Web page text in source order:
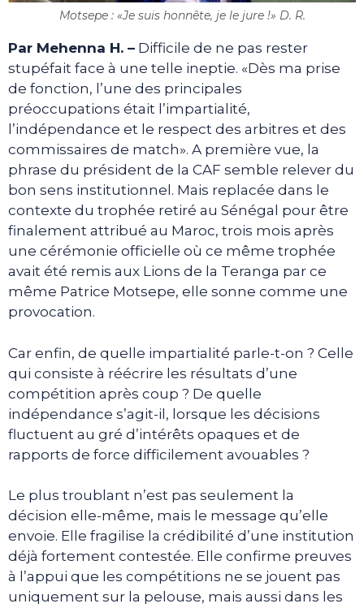
Motsepe : «Je suis honnête, je le jure !» D. R.
Par Mehenna H. – Difficile de ne pas rester
stupéfait face à une telle ineptie. «Dès ma prise
de fonction, l’une des principales
préoccupations était l’impartialité,
l’indépendance et le respect des arbitres et des
commissaires de match». A première vue, la
phrase du président de la CAF semble relever du
bon sens institutionnel. Mais replacée dans le
contexte du trophée retiré au Sénégal pour être
finalement attribué au Maroc, trois mois après
une cérémonie officielle où ce même trophée
avait été remis aux Lions de la Teranga par ce
même Patrice Motsepe, elle sonne comme une
provocation.
Car enfin, de quelle impartialité parle-t-on ? Celle
qui consiste à réécrire les résultats d’une
compétition après coup ? De quelle
indépendance s’agit-il, lorsque les décisions
fluctuent au gré d’intérêts opaques et de
rapports de force difficilement avouables ?
Le plus troublant n’est pas seulement la
décision elle-même, mais le message qu’elle
envoie. Elle fragilise la crédibilité d’une institution
déjà fortement contestée. Elle confirme preuves
à l’appui que les compétitions ne se jouent pas
uniquement sur la pelouse, mais aussi dans les